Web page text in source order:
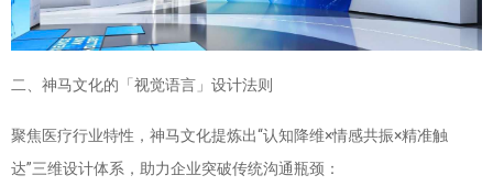
二、神马文化的「视觉语言」设计法则
聚焦医疗行业特性，神马文化提炼出“认知降维×情感共振×精准触
达”三维设计体系，助力企业突破传统沟通瓶颈：